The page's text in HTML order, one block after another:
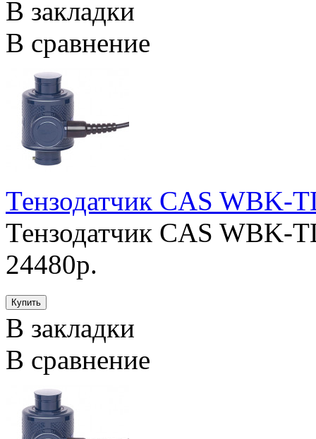
В закладки
В сравнение
Тензодатчик CAS WBK-
Тензодатчик CAS WBK-
24480р.
В закладки
В сравнение